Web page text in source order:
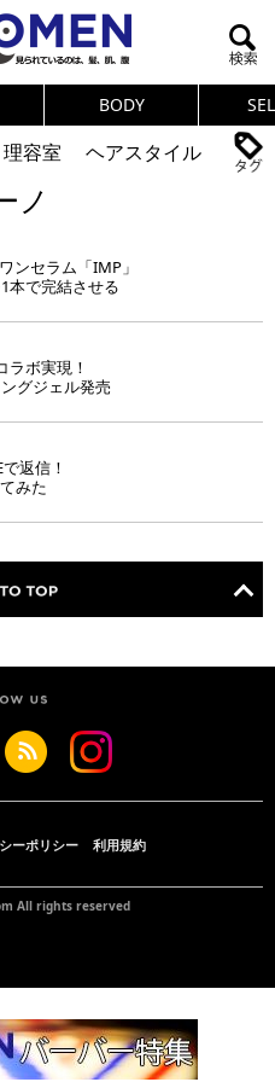
BODY
理容室
ヘアスタイル
連載
UP 筋肉
調査結果
頭皮ケア
ノ
ンセラム「IMP」
本で完結させる
ラボ実現！
グジェル発売
返信！
みた
ーポリシー 利用規約
All rights reserved